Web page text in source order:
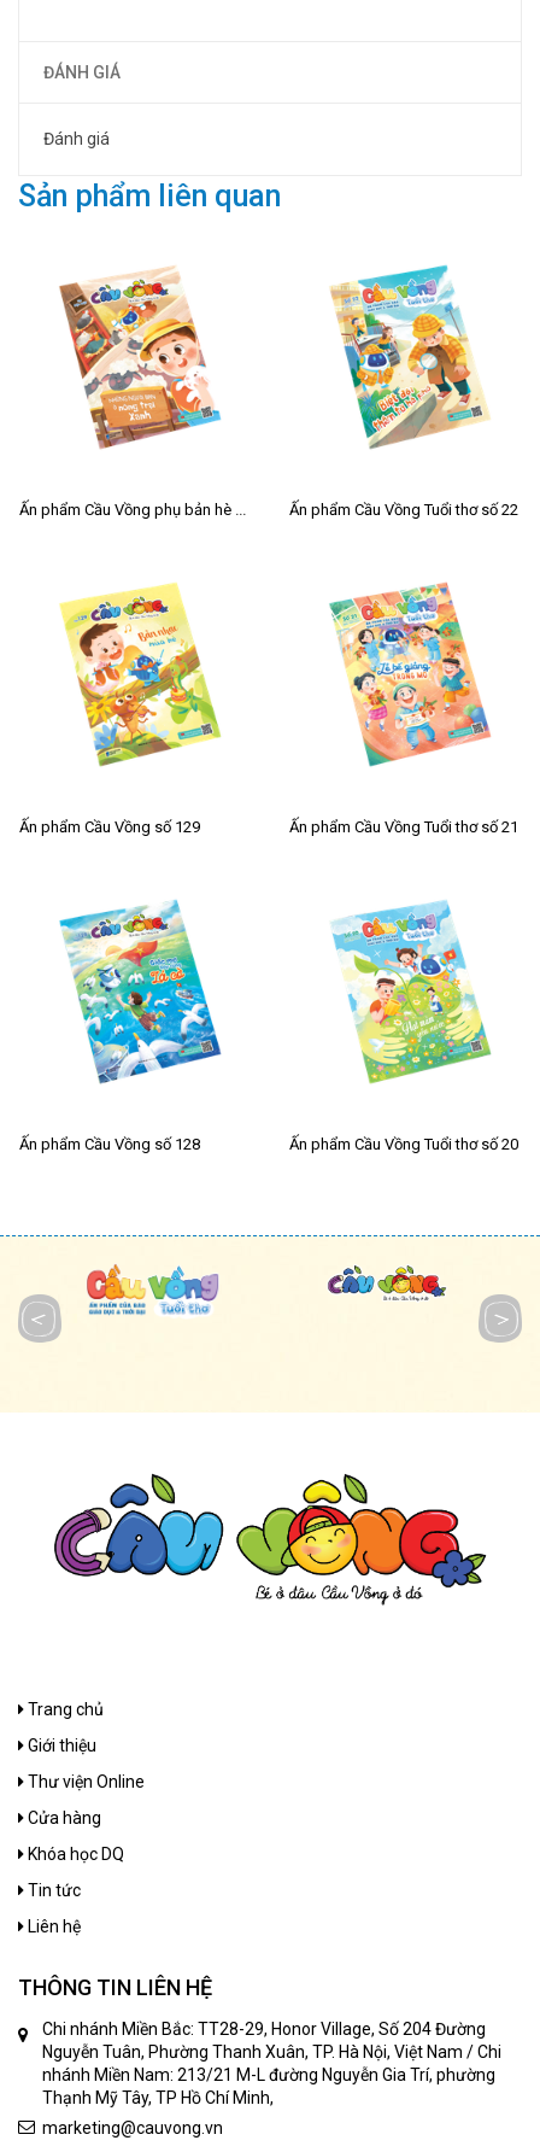
ĐÁNH GIÁ
Đánh giá
Sản phẩm liên quan
Ấn phẩm Cầu Vồng phụ bản hè 2026 Ấn phẩm Cầu Vồng Tuổi thơ số 22
Ấn phẩm Cầu Vồng số 129 Ấn phẩm Cầu Vồng Tuổi thơ số 21
Ấn phẩm Cầu Vồng số 128 Ấn phẩm Cầu Vồng Tuổi thơ số 20
Trang chủ
Giới thiệu
Thư viện Online
Cửa hàng
Khóa học DQ
Tin tức
Liên hệ
THÔNG TIN LIÊN HỆ
Chi nhánh Miền Bắc: TT28-29, Honor Village, Số 204 Đường
Nguyễn Tuân, Phường Thanh Xuân, TP. Hà Nội, Việt Nam / Chi
nhánh Miền Nam: 213/21 M-L đường Nguyễn Gia Trí, phường
Thạnh Mỹ Tây, TP Hồ Chí Minh,
marketing@cauvong.vn